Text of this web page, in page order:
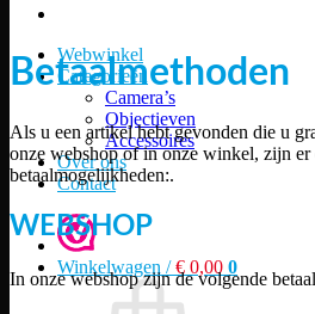
Webwinkel
Categorieën
Camera’s
Objectieven
Accessoires
Over ons
Contact
Winkelwagen /€ 0,00 0
Betaalmethoden
Als u een artikel hebt gevonden die u
onze webshop of in onze winkel, zijn er
betaalmogelijkheden:.
WEBSHOP
In onze webshop zijn de volgende